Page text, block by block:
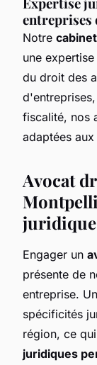
entreprises
Notre
une
du droit des
fiscalité, nos
adaptées
Avocat
Engager un
présente de
entreprise.
spécificités
région, ce
juridiques